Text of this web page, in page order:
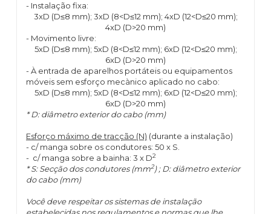
- Instalação fixa:
3xD (D≤8 mm); 3xD (8<D≤12 mm); 4xD (12<D≤20 mm);
4xD (D>20 mm)
- Movimento livre:
5xD (D≤8 mm); 5xD (8<D≤12 mm); 6xD (12<D≤20 mm);
6xD (D>20 mm)
- À entrada de aparelhos portáteis ou equipamentos
móveis sem esforço mecànico aplicado no cabo:
5xD (D≤8 mm); 5xD (8<D≤12 mm); 6xD (12<D≤20 mm);
6xD (D>20 mm)
* D: diâmetro exterior do cabo (mm)
Esforço máximo de tracção (N) (durante a instalação)
- c/ manga sobre os condutores: 50 x S.
- c/ manga sobre a bainha: 3 x D2
* S: Secção dos condutores (mm2) ; D: diâmetro exterior
do cabo (mm)
Você deve respeitar os sistemas de instalação